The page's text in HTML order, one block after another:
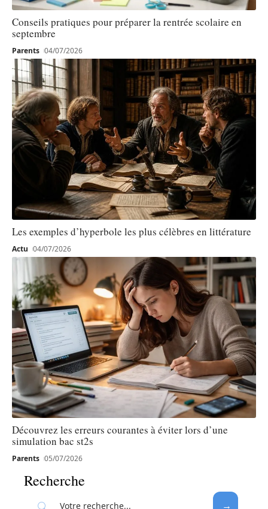
Conseils pratiques pour préparer la rentrée scolaire en
septembre
Parents 04/07/2026
Les exemples d’hyperbole les plus célèbres en littérature
Actu 04/07/2026
Découvrez les erreurs courantes à éviter lors d’une
simulation bac st2s
Parents 05/07/2026
Recherche